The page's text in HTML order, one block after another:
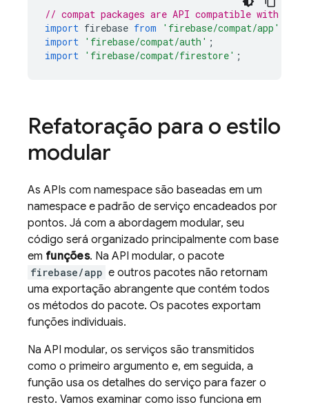
// compat packages are API compatible with
import firebase from 'firebase/compat/app'
import 'firebase/compat/auth' ;
import 'firebase/compat/firestore' ;
Refatoração para o estilo
modular
As APIs com namespace são baseadas em um
namespace e padrão de serviço encadeados por
pontos. Já com a abordagem modular, seu
código será organizado principalmente com base
em funções. Na API modular, o pacote
firebase/app e outros pacotes não retornam
uma exportação abrangente que contém todos
os métodos do pacote. Os pacotes exportam
funções individuais.
Na API modular, os serviços são transmitidos
como o primeiro argumento e, em seguida, a
função usa os detalhes do serviço para fazer o
resto. Vamos examinar como isso funciona em